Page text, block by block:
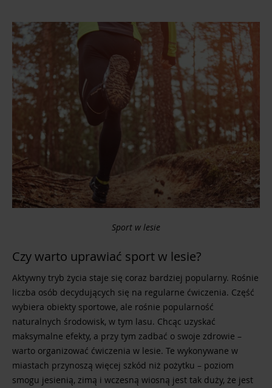
Sport w lesie
Czy warto uprawiać sport w lesie?
Aktywny tryb życia staje się coraz bardziej popularny. Rośnie
liczba osób decydujących się na regularne ćwiczenia. Część
wybiera obiekty sportowe, ale rośnie popularność
naturalnych środowisk, w tym lasu. Chcąc uzyskać
maksymalne efekty, a przy tym zadbać o swoje zdrowie –
warto organizować ćwiczenia w lesie. Te wykonywane w
miastach przynoszą więcej szkód niż pożytku – poziom
smogu jesienią, zimą i wczesną wiosną jest tak duży, że jest